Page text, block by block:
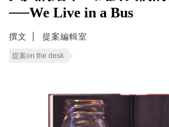
──We Live in a Bus
撰文 提案編輯室
提案on the desk